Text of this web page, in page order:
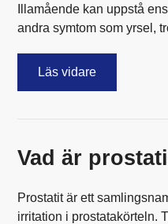
Illamående kan uppstå
andra symtom som yrsel,
Läs vidare
Vad är
Prostatit är ett
irritation i prostatakörteln.